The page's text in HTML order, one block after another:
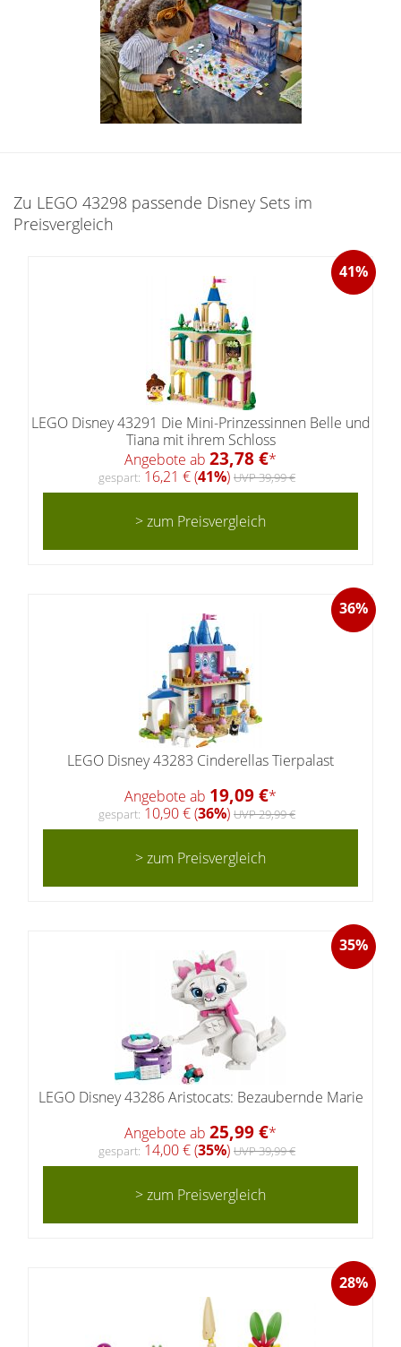
Zu LEGO 43298 passende Disney Sets im
Preisvergleich
41%
LEGO Disney 43291 Die Mini-Prinzessinnen Belle und
Tiana mit ihrem Schloss
Angebote ab 23,78 €*
gespart: 16,21 € (41%) UVP 39,99 €
> zum Preisvergleich
36%
LEGO Disney 43283 Cinderellas Tierpalast
Angebote ab 19,09 €*
gespart: 10,90 € (36%) UVP 29,99 €
> zum Preisvergleich
35%
LEGO Disney 43286 Aristocats: Bezaubernde Marie
Angebote ab 25,99 €*
gespart: 14,00 € (35%) UVP 39,99 €
> zum Preisvergleich
28%